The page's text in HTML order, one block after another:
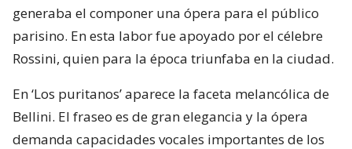
generaba el componer una ópera para el público
parisino. En esta labor fue apoyado por el célebre
Rossini, quien para la época triunfaba en la ciudad.
En ‘Los puritanos’ aparece la faceta melancólica de
Bellini. El fraseo es de gran elegancia y la ópera
demanda capacidades vocales importantes de los